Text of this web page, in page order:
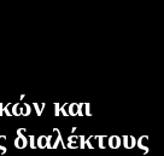
και